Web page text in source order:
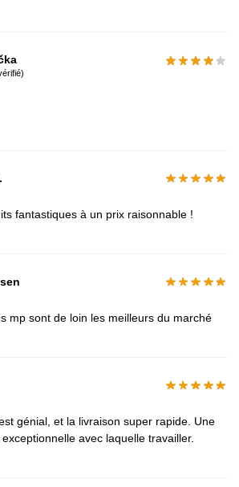
fantastiques à un prix raisonnable !
mp sont de loin les meilleurs du marché
génial, et la livraison super rapide. Une
avec laquelle travailler.